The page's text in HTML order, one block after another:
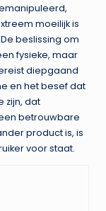
moeilijk is
beslissing om
fysieke, maar
diepgaand
en het besef dat
zijn, dat
betrouwbare
product is, is
voor staat.